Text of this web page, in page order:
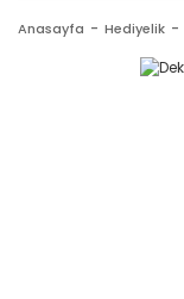
Anasayfa Hediyelik